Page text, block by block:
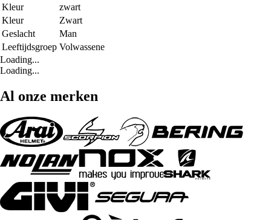
Kleur
zwart
Kleur
Zwart
Geslacht
Man
Leeftijdsgroep Volwassene
Loading...
Loading...
Al onze merken